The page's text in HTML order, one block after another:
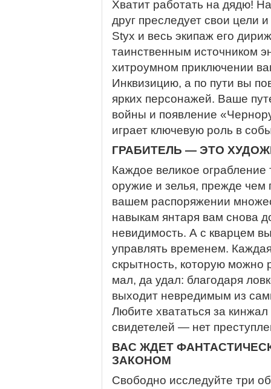
Хватит работать на дядю!
друг преследует свои цели
Styx и весь экипаж его
таинственным источником
хитроумном приключении
Инквизицию, а по пути вы
ярких персонажей. Ваше
войны и появление
играет ключевую роль в
ГРАБИТЕЛЬ — ЭТО
Каждое великое ограбление
оружие и зелья, прежде
вашем распоряжении
навыкам янтаря вам снова
невидимость. А с кварцем
управлять временем.
скрытность, которую
мал, да удал: благодаря
выходит невредимым из
Любите хвататься за
свидетелей — нет
ВАС ЖДЕТ
ЗАКОНОМ
Свободно исследуйте три